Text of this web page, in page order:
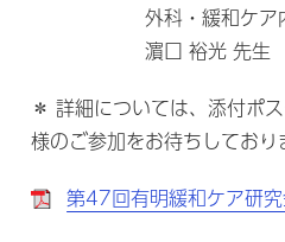
外科・緩和ケア
濵口 裕光 先生
＊ 詳細については、添付ポ
様のご参加をお待ちしており
第47回有明緩和ケア研